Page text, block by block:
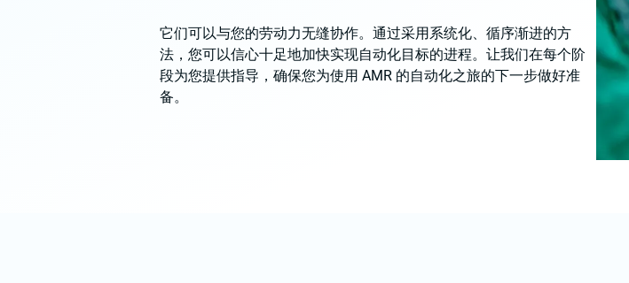
它们可以与您的劳动力无缝协作。通过采用系统化、循序渐进的方
法，您可以信心十足地加快实现自动化目标的进程。让我们在每个阶
段为您提供指导，确保您为使用 AMR 的自动化之旅的下一步做好准
备。